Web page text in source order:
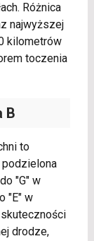
Różnica
najwyższej
kilometrów
toczenia
B
to
podzielona
"G" w
"E" w
drodze,